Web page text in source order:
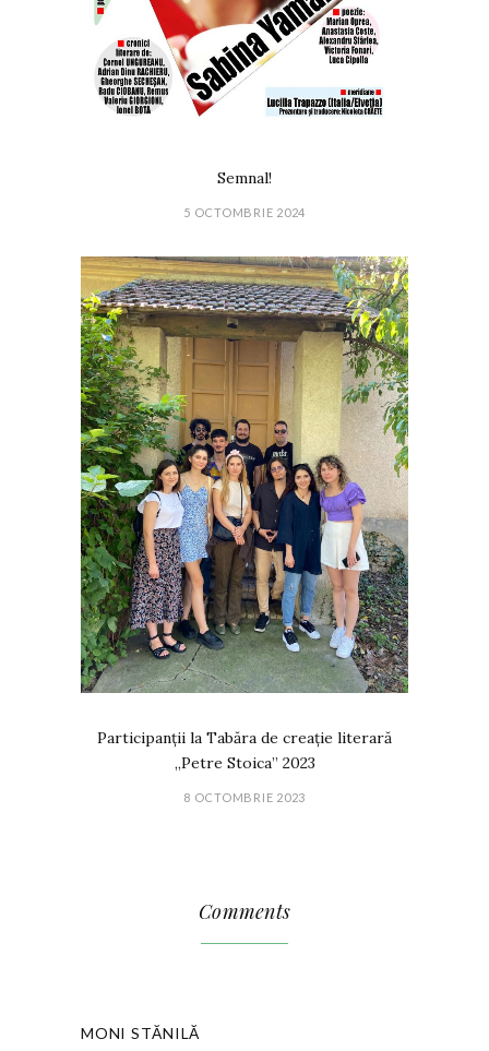
Semnal!
5 OCTOMBRIE 2024
Participanții la Tabăra de creație literară
„Petre Stoica” 2023
8 OCTOMBRIE 2023
Comments
MONI STĂNILĂ